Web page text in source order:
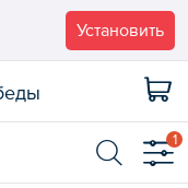
Установить
1